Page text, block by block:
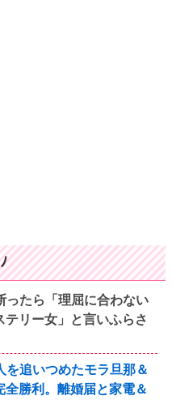
ったら「理屈に合わない
リー女」と言いふらさ
を追いつめたモラ旦那＆
全勝利。離婚届と家電＆